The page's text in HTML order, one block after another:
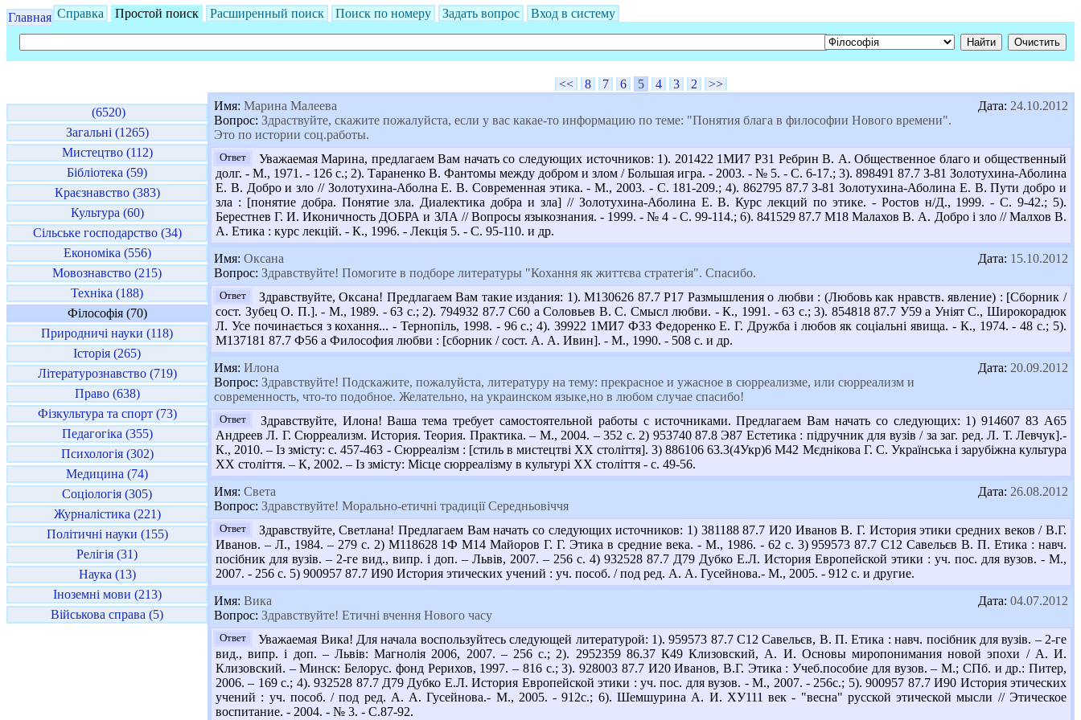
Главная Справка Простой поиск Расширенный поиск Поиск по номеру Задать вопрос Вход в систему
(6520)
Загальні (1265)
Мистецтво (112)
Бібліотека (59)
Краєзнавство (383)
Культура (60)
Сільське господарство (34)
Економіка (556)
Мовознавство (215)
Техніка (188)
Філософія (70)
Природничі науки (118)
Історія (265)
Літературознавство (719)
Право (638)
Фізкультура та спорт (73)
Педагогіка (355)
Психологія (302)
Медицина (74)
Соціологія (305)
Журналістика (221)
Політичні науки (155)
Релігія (31)
Наука (13)
Іноземні мови (213)
Військова справа (5)
<< 8 7 6 5 4 3 2
>>
Дата: 24.10.2012
Имя: Марина Малеева
Вопрос: Здраствуйте, скажите пожалуйста, если у вас какае-то информацию по теме: "Понятия блага в философии Нового времени".
Это по истории соц.работы.
Ответ
Уважаемая Марина, предлагаем Вам начать со следующих источников: 1). 201422 1МИ7 Р31 Ребрин В. А. Общественное благо и общественный
долг. - М., 1971. - 126 с.; 2). Тараненко В. Фантомы между добром и злом / Большая игра. - 2003. - № 5. - С. 6-17.; 3). 898491 87.7 З-81 Золотухина-Аболина
Е. В. Добро и зло // Золотухина-Аболна Е. В. Современная этика. - М., 2003. - С. 181-209.; 4). 862795 87.7 З-81 Золотухина-Аболина Е. В. Пути добро и
зла : [понятие добра. Понятие зла. Диалектика добра и зла] // Золотухина-Аболина Е. В. Курс лекций по этике. - Ростов н/Д., 1999. - С. 9-42.; 5).
Берестнев Г. И. Иконичность ДОБРА и ЗЛА // Вопросы языкознания. - 1999. - № 4 - С. 99-114.; 6). 841529 87.7 М18 Малахов В. А. Добро і зло // Малхов В.
А. Етика : курс лекцій. - К., 1996. - Лекція 5. - С. 95-110. и др.
Дата: 15.10.2012
Имя: Оксана
Вопрос: Здравствуйте! Помогите в подборе литературы "Кохання як життєва стратегія". Спасибо.
Ответ
Здравствуйте, Оксана! Предлагаем Вам такие издания: 1). М130626 87.7 Р17 Размышления о любви : (Любовь как нравств. явление) : [Сборник /
сост. Зубец О. П.]. - М., 1989. - 63 с.; 2). 794932 87.7 С60 а Соловьев В. С. Смысл любви. - К., 1991. - 63 с.; 3). 854818 87.7 У59 а Уніят С., Широкорадюк
Л. Усе починається з кохання... - Тернопіль, 1998. - 96 с.; 4). 39922 1МИ7 Ф33 Федоренко Е. Г. Дружба і любов як соціальні явища. - К., 1974. - 48 с.; 5).
М137181 87.7 Ф56 а Философия любви : [сборник / сост. А. А. Ивин]. - М., 1990. - 508 с. и др.
Дата: 20.09.2012
Имя: Илона
Вопрос: Здравствуйте! Подскажите, пожалуйста, литературу на тему: прекрасное и ужасное в сюрреализме, или сюрреализм и
современность, что-то подобное. Желательно, на украинском языке,но в любом случае спасибо!
Ответ
Здравствуйте, Илона! Ваша тема требует самостоятельной работы с источниками. Предлагаем Вам начать со следующих: 1) 914607 83 А65
Андреев Л. Г. Сюрреализм. История. Теория. Практика. – М., 2004. – 352 с. 2) 953740 87.8 Э87 Естетика : підручник для вузів / за заг. ред. Л. Т. Левчук].-
К., 2010. – Із змісту: с. 457-463 - Сюрреалізм : [стиль в мистецтві ХХ століття]. 3) 886106 63.3(4Укр)6 М42 Мєднікова Г. С. Українська і зарубіжна культура
ХХ століття. – К, 2002. – Із змісту: Місце сюрреалізму в культурі ХХ століття - с. 49-56.
Дата: 26.08.2012
Имя: Света
Вопрос: Здравствуйте! Морально-етичні традиції Середньовіччя
Ответ
Здравствуйте, Светлана! Предлагаем Вам начать со следующих источников: 1) 381188 87.7 И20 Иванов В. Г. История этики средних веков / В.Г.
Иванов. – Л., 1984. – 279 с. 2) М118628 1Ф М14 Майоров Г. Г. Этика в средние века. - М., 1986. - 62 с. 3) 959573 87.7 С12 Савельєв В. П. Етика : навч.
посібник для вузів. – 2-ге вид., випр. і доп. – Львів, 2007. – 256 с. 4) 932528 87.7 Д79 Дубко Е.Л. История Европейской этики : уч. пос. для вузов. - М.,
2007. - 256 с. 5) 900957 87.7 И90 История этических учений : уч. пособ. / под ред. А. А. Гусейнова.- М., 2005. - 912 с. и другие.
Дата: 04.07.2012
Имя: Вика
Вопрос: Здравствуйте! Етичні вчення Нового часу
Ответ
Уважаемая Вика! Для начала воспользуйтесь следующей литературой: 1). 959573 87.7 С12 Савельєв, В. П. Етика : навч. посібник для вузів. – 2-ге
вид., випр. і доп. – Львів: Магнолія 2006, 2007. – 256 с.; 2). 2952359 86.37 К49 Клизовский, А. И. Основы миропонимания новой эпохи / А. И.
Клизовский. – Минск: Белорус. фонд Рерихов, 1997. – 816 с.; 3). 928003 87.7 И20 Иванов, В.Г. Этика : Учеб.пособие для вузов. – М.; СПб. и др.: Питер,
2006. – 169 с.; 4). 932528 87.7 Д79 Дубко Е.Л. История Европейской этики : уч. пос. для вузов. - М., 2007. - 256с.; 5). 900957 87.7 И90 История этических
учений : уч. пособ. / под ред. А. А. Гусейнова.- М., 2005. - 912с.; 6). Шемшурина А. И. ХУ111 век - "весна" русской этической мысли // Этическое
воспитание. - 2004. - № 3. - С.87-92.